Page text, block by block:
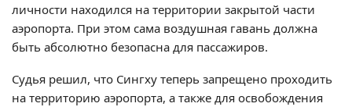
личности находился на территории закрытой части
аэропорта. При этом сама воздушная гавань должна
быть абсолютно безопасна для пассажиров.
Судья решил, что Сингху теперь запрещено проходить
на территорию аэропорта, а также для освобождения